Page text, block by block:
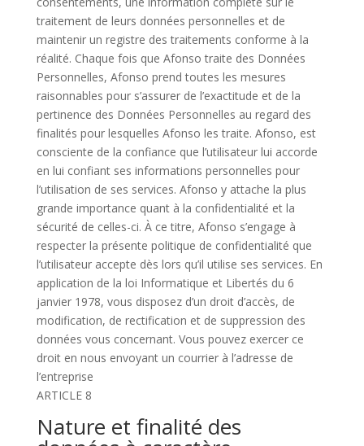
traitement de leurs données personnelles et de
maintenir un registre des traitements conforme à la
réalité. Chaque fois que Afonso traite des Données
Personnelles, Afonso prend toutes les mesures
raisonnables pour s’assurer de l’exactitude et de la
pertinence des Données Personnelles au regard des
finalités pour lesquelles Afonso les traite. Afonso, est
consciente de la confiance que l’utilisateur lui accorde
en lui confiant ses informations personnelles pour
l’utilisation de ses services. Afonso y attache la plus
grande importance quant à la confidentialité et la
sécurité de celles-ci. À ce titre, Afonso s’engage à
respecter la présente politique de confidentialité que
l’utilisateur accepte dès lors qu’il utilise ses services. En
application de la loi Informatique et Libertés du 6
janvier 1978, vous disposez d’un droit d’accès, de
modification, de rectification et de suppression des
données vous concernant. Vous pouvez exercer ce
droit en nous envoyant un courrier à l’adresse de
l’entreprise
ARTICLE 8
Nature et finalité des